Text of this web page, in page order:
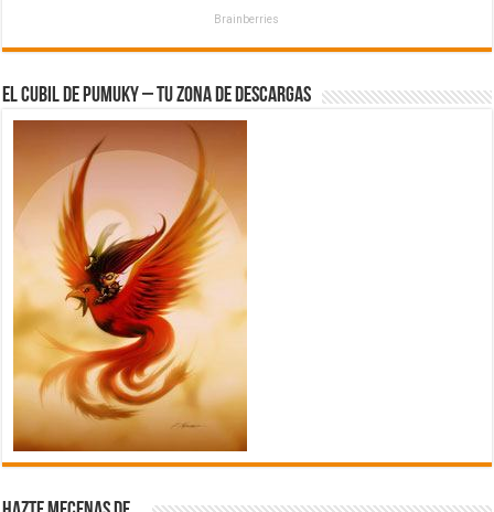
Brainberries
El Cubil de Pumuky – Tu zona de Descargas